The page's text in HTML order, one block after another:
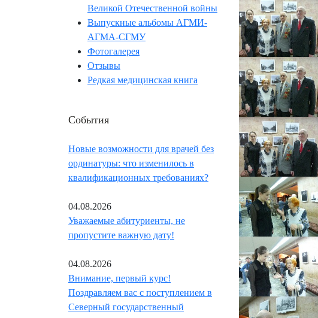
Великой Отечественной войны
Выпускные альбомы АГМИ-
АГМА-СГМУ
Фотогалерея
Отзывы
Редкая медицинская книга
События
Новые возможности для врачей без
ординатуры: что изменилось в
квалификационных требованиях?
04.08.2026
Уважаемые абитуриенты, не
пропустите важную дату!
04.08.2026
Внимание, первый курс!
Поздравляем вас с поступлением в
Северный государственный